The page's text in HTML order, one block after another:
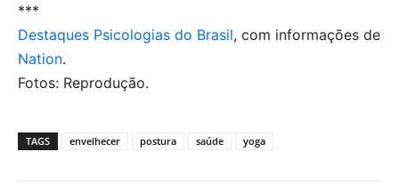
***
Destaques Psicologias do Brasil, com informações de
Nation.
Fotos: Reprodução.
TAGS envelhecer postura saúde yoga